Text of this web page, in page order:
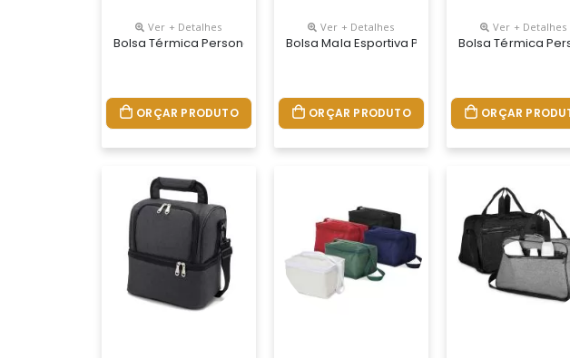
Ver + Detalhes
Bolsa Térmica Personalizada
ORÇAR PRODUTO
Ver + Detalhes
Bolsa Mala Esportiva Personalizada
ORÇAR PRODUTO
Ver + Detalhes
Bolsa Térmica
ORÇAR